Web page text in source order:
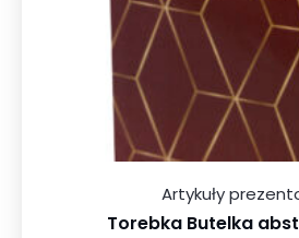
Artykuły
Torebka Butelka